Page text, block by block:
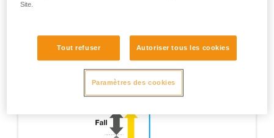
Site.
Tout refuser Autoriser tous les cookies
Paramètres des cookies